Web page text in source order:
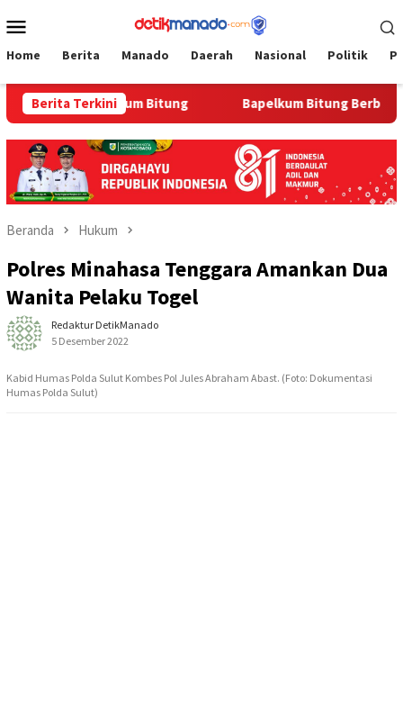
ke
Mobile
Home Berita Manado Daerah Nasional Politik
Berita Terkini
di Bapelkum Bitung ‎Bapelkum Bitung Berbagi,
Beranda Hukum
Polres Minahasa Tenggara Amankan Dua
Wanita Pelaku Togel
Redaktur DetikManado
5 Desember 2022
Kabid Humas Polda Sulut Kombes Pol Jules Abraham Abast. (Foto: Dokumentasi
Humas Polda Sulut)